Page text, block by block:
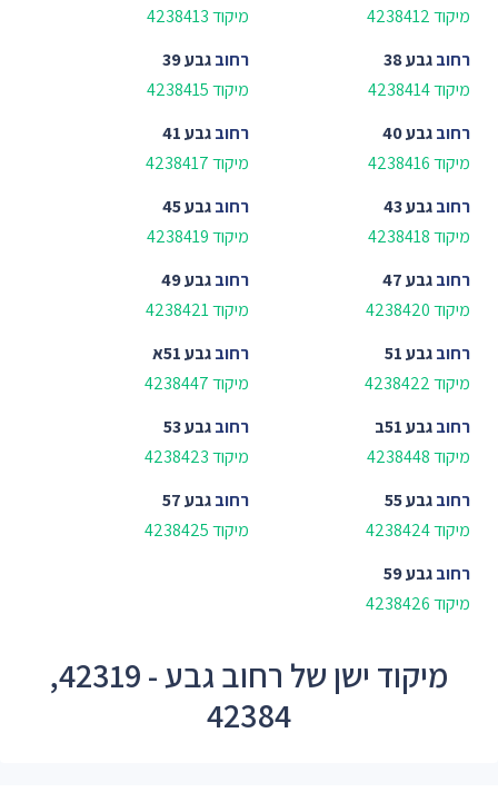
מיקוד 4238412
מיקוד 4238413
רחובגבע 38
מיקוד 4238414
רחובגבע 39
מיקוד 4238415
רחובגבע 40
מיקוד 4238416
רחובגבע 41
מיקוד 4238417
רחובגבע 43
מיקוד 4238418
רחובגבע 45
מיקוד 4238419
רחובגבע 47
מיקוד 4238420
רחובגבע 49
מיקוד 4238421
רחובגבע 51
מיקוד 4238422
רחובגבע 51א
מיקוד 4238447
רחובגבע 51ב
מיקוד 4238448
רחובגבע 53
מיקוד 4238423
רחובגבע 55
מיקוד 4238424
רחובגבע 57
מיקוד 4238425
רחובגבע 59
מיקוד 4238426
מיקוד ישן של רחוב גבע - 42319,
42384